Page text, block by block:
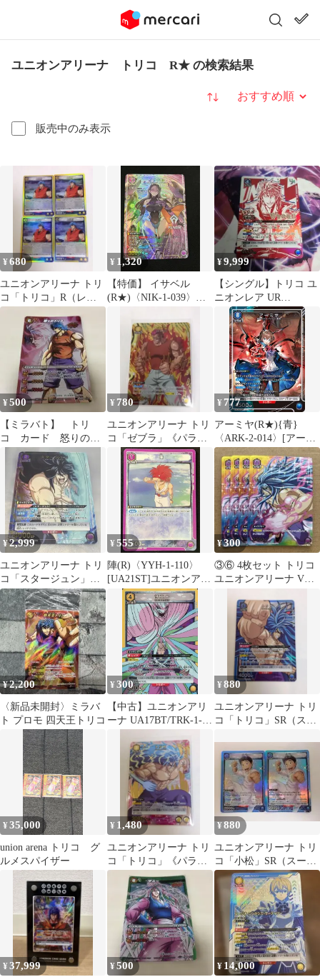
ユニオンアリーナ トリコ R★ の検索結果
販売中のみ表示
並び替え
¥680
ユニオンアリーナ トリ
コ「トリコ」R（レ
ア）４枚セット 黄
¥ 1,320
【特価】 イサベル
(R★)〈NIK-1-039〉
ーナ パラレル
¥9,999
【シングル】トリコ ユ
ニオンレア UR
WINNER
¥500
【ミラバト】 トリ
コ カード 怒りのト
リコ
¥ 780
ユニオンアリーナ トリ
コ「ゼブラ」《パラレ
ル》R★（レア★）
¥ 777
アーミヤ(R★){青}
〈ARK-2-014〉[アーク
ナイツ Vol.2]ユニオン
アリーナ
¥2,999
ユニオンアリーナ トリ
コ「スタージュン」
《パラレル》SR★（ス
ーパーレア★）
¥555
陣(R)〈YYH-1-110〉
[UA21ST]ユニオンアリ
ーナ ユニアリ 幽遊白書
¥300
③⑥ 4枚セット トリコ
ユニオンアリーナ Vジ
¥2,200
〈新品未開封〉ミラバ
ト プロモ 四天王トリコ
¥300
【中古】ユニオンアリ
ーナ UA17BT/TRK-1-
¥880
ユニオンアリーナ トリ
コ「トリコ」SR（スー
¥35,000
union arena トリコ グ
ルメスパイザー
¥ 1,480
ユニオンアリーナ トリ
コ「トリコ」《パラレ
ル》R★（レア★）
¥880
ユニオンアリーナ トリ
コ「小松」SR（スーパ
ーレア）２枚セット
¥37,999 ¥500 ¥ 14,000